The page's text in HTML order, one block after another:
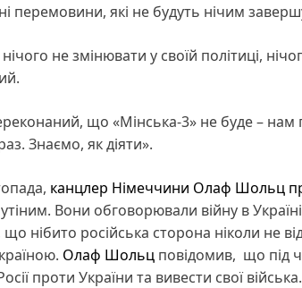
перемовини, які не будуть нічим
не змінювати у своїй політиці,
що «Мінська-3» не буде – нам
Знаємо, як діяти».
канцлер Німеччини Олаф Шольц
Вони обговорювали війну в
нібито російська сторона ніколи не
Олаф Шольц повідомив, що під
проти України та вивести свої війська.